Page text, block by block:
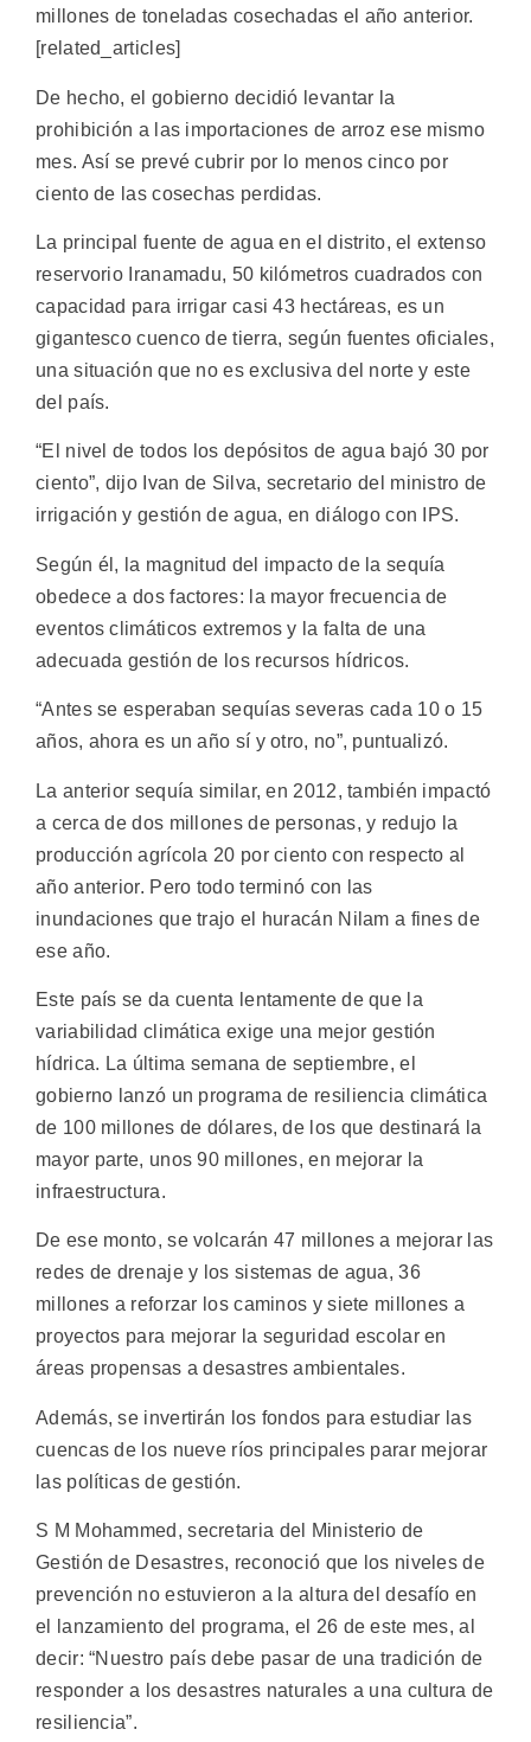
millones de toneladas cosechadas el año anterior.
[related_articles]
De hecho, el gobierno decidió levantar la
prohibición a las importaciones de arroz ese mismo
mes. Así se prevé cubrir por lo menos cinco por
ciento de las cosechas perdidas.
La principal fuente de agua en el distrito, el extenso
reservorio Iranamadu, 50 kilómetros cuadrados con
capacidad para irrigar casi 43 hectáreas, es un
gigantesco cuenco de tierra, según fuentes oficiales,
una situación que no es exclusiva del norte y este
del país.
“El nivel de todos los depósitos de agua bajó 30 por
ciento”, dijo Ivan de Silva, secretario del ministro de
irrigación y gestión de agua, en diálogo con IPS.
Según él, la magnitud del impacto de la sequía
obedece a dos factores: la mayor frecuencia de
eventos climáticos extremos y la falta de una
adecuada gestión de los recursos hídricos.
“Antes se esperaban sequías severas cada 10 o 15
años, ahora es un año sí y otro, no”, puntualizó.
La anterior sequía similar, en 2012, también impactó
a cerca de dos millones de personas, y redujo la
producción agrícola 20 por ciento con respecto al
año anterior. Pero todo terminó con las
inundaciones que trajo el huracán Nilam a fines de
ese año.
Este país se da cuenta lentamente de que la
variabilidad climática exige una mejor gestión
hídrica. La última semana de septiembre, el
gobierno lanzó un programa de resiliencia climática
de 100 millones de dólares, de los que destinará la
mayor parte, unos 90 millones, en mejorar la
infraestructura.
De ese monto, se volcarán 47 millones a mejorar las
redes de drenaje y los sistemas de agua, 36
millones a reforzar los caminos y siete millones a
proyectos para mejorar la seguridad escolar en
áreas propensas a desastres ambientales.
Además, se invertirán los fondos para estudiar las
cuencas de los nueve ríos principales parar mejorar
las políticas de gestión.
S M Mohammed, secretaria del Ministerio de
Gestión de Desastres, reconoció que los niveles de
prevención no estuvieron a la altura del desafío en
el lanzamiento del programa, el 26 de este mes, al
decir: “Nuestro país debe pasar de una tradición de
responder a los desastres naturales a una cultura de
resiliencia”.